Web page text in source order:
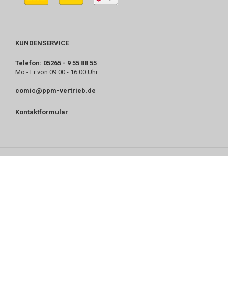
KUNDENSERVICE
Telefon: 05265 - 9 55 88 55
Mo - Fr von 09:00 - 16:00 Uhr
comic@ppm-vertrieb.de
Kontaktformular